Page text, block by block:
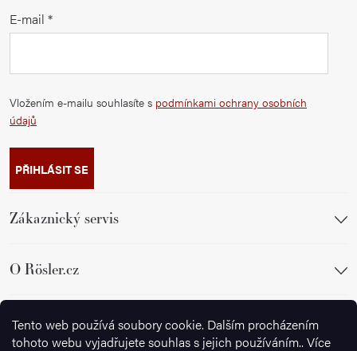
Tento web používá soubory cookie. Dalším procházením
tohoto webu vyjadřujete souhlas s jejich používáním.. Více
E-mail
Vložením e-mailu souhlasíte s podmínkami ochrany osobních
údajů
PŘIHLÁSIT SE
Zákaznický servis
O Rösler.cz
Sledujte nás